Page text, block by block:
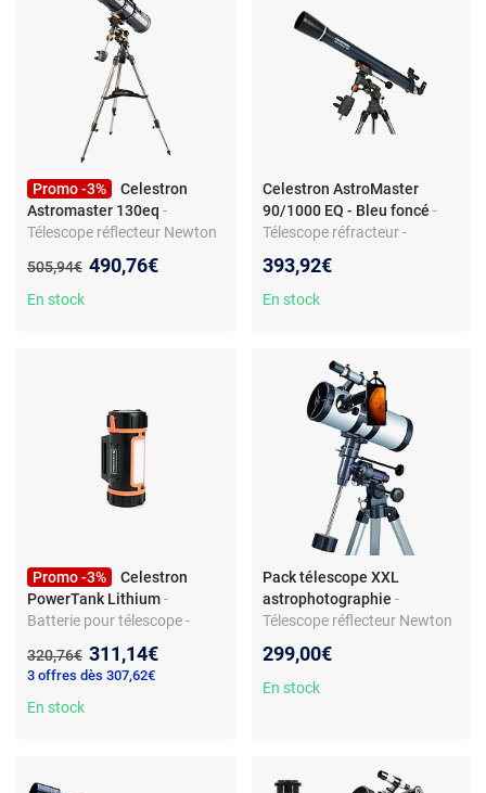
Promo -3%
Celestron
Astromaster 130eq -
Télescope réflecteur Newton
focal f/5
Ancien prix :
505,94€ Nouveau prix :
490,76€
En stock
Celestron AstroMaster
90/1000 EQ - Bleu foncé -
Télescope réfracteur -
renvoi coudé - trépied métal
393,92€
En stock
Promo -3%
Celestron
PowerTank Lithium-
Batterie pour télescope -
compacte et portable
Ancien prix :
320,76€ Nouveau prix :
311,14€
3 offres dès 307,62€
En stock
Pack télescope XXL
astrophotographie -
Télescope réflecteur Newton
rapport focal f/9
299,00€
En stock